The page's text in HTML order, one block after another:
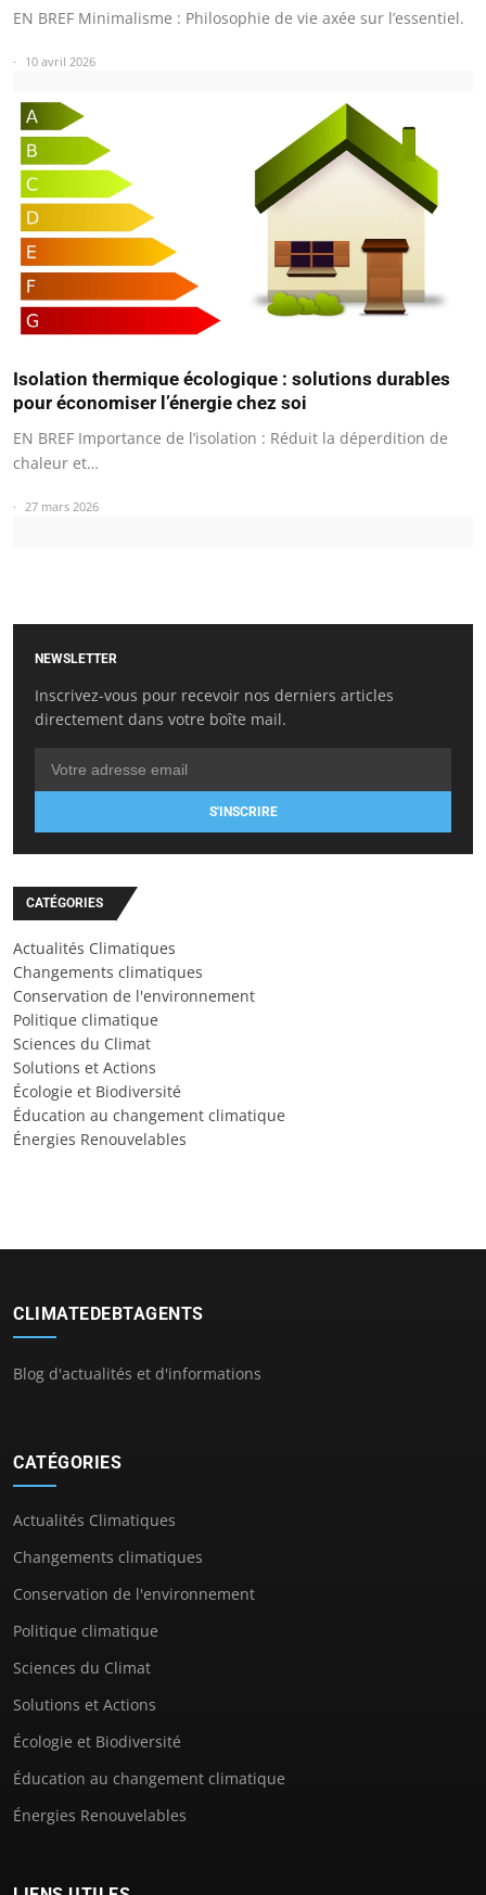
EN BREF Minimalisme : Philosophie de vie axée sur l’essentiel.
10 avril 2026
Isolation thermique écologique : solutions durables
pour économiser l’énergie chez soi
EN BREF Importance de l’isolation : Réduit la déperdition de
chaleur et…
27 mars 2026
NEWSLETTER
Inscrivez-vous pour recevoir nos derniers articles
directement dans votre boîte mail.
S'INSCRIRE
CATÉGORIES
Actualités Climatiques
Changements climatiques
Conservation de l'environnement
Politique climatique
Sciences du Climat
Solutions et Actions
Écologie et Biodiversité
Éducation au changement climatique
Énergies Renouvelables
CLIMATEDEBTAGENTS
Blog d'actualités et d'informations
CATÉGORIES
Actualités Climatiques
Changements climatiques
Conservation de l'environnement
Politique climatique
Sciences du Climat
Solutions et Actions
Écologie et Biodiversité
Éducation au changement climatique
Énergies Renouvelables